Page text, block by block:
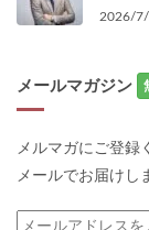
2026/
メールマガジン
メルマガにご登録
メールでお届けし